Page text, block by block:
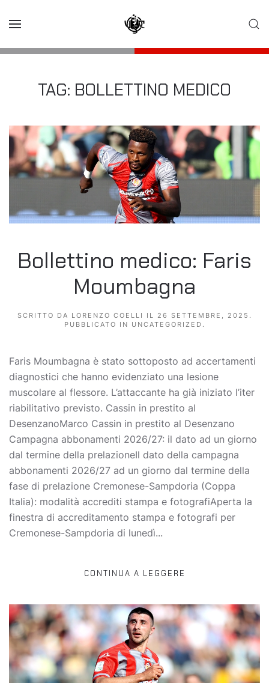
TAG: BOLLETTINO MEDICO
Bollettino medico: Faris
Moumbagna
SCRITTO DA LORENZO COELLI IL 26 SETTEMBRE, 2025 .
PUBBLICATO IN UNCATEGORIZED .
Faris Moumbagna è stato sottoposto ad accertamenti
diagnostici che hanno evidenziato una lesione
muscolare al flessore. L’attaccante ha già iniziato l’iter
riabilitativo previsto. Cassin in prestito al
DesenzanoMarco Cassin in prestito al Desenzano
Campagna abbonamenti 2026/27: il dato ad un giorno
dal termine della prelazioneIl dato della campagna
abbonamenti 2026/27 ad un giorno dal termine della
fase di prelazione Cremonese-Sampdoria (Coppa
Italia): modalità accrediti stampa e fotografiAperta la
finestra di accreditamento stampa e fotografi per
Cremonese-Sampdoria di lunedì...
CONTINUA A LEGGERE